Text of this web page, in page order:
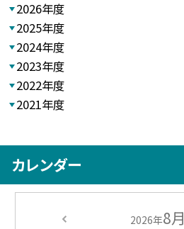
2026年度
2025年度
2024年度
2023年度
2022年度
2021年度
カレンダー
2026年8月